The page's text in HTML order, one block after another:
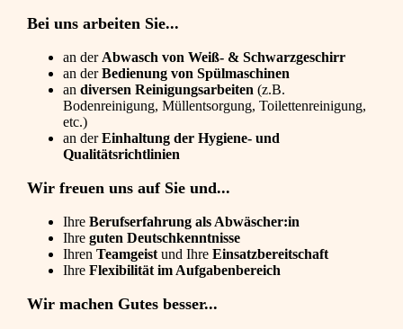
Bei uns arbeiten Sie...
an der Abwasch von Weiß- & Schwarzgeschirr
an derBedienung von Spülmaschinen
an diversen Reinigungsarbeiten (z.B.
Bodenreinigung, Müllentsorgung, Toilettenreinigung,
etc.)
an derEinhaltung der Hygiene- und
Qualitätsrichtlinien
Wir freuen uns auf Sie und...
Ihre Berufserfahrung als Abwäscher:in
Ihre guten Deutschkenntnisse
Ihren Teamgeist und Ihre Einsatzbereitschaft
Ihre Flexibilität im Aufgabenbereich
Wir machen Gutes besser...